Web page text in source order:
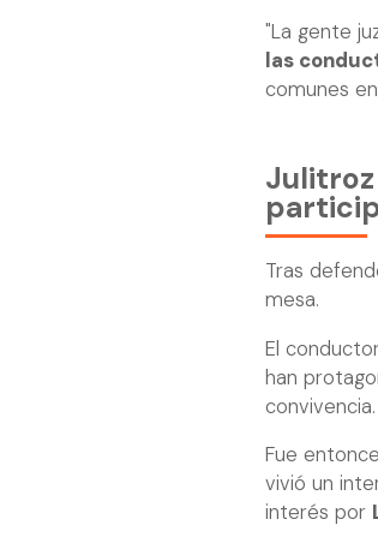
"La gente
las
comunes
Tras
mesa.
El
han
convivencia.
Fue
vivió un
interés por